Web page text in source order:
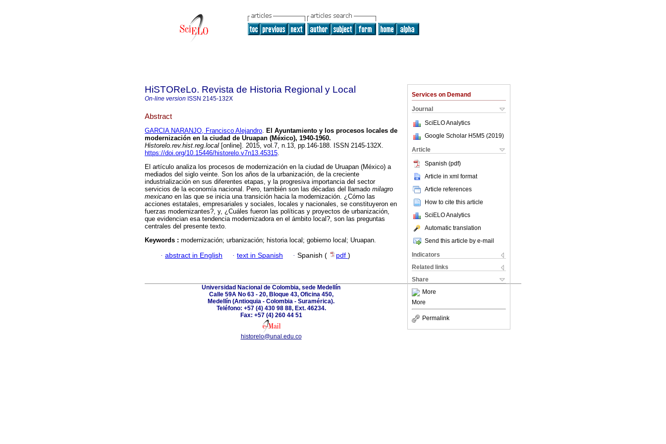
Services on Demand
Journal
SciELO Analytics
Google Scholar H5M5 (2019)
Article
Spanish (pdf)
Article in xml format
Article references
How to cite this article
SciELO Analytics
Automatic translation
Send this article by e-mail
Indicators
Related links
Share
More
More
Permalink
HiSTOReLo. Revista de Historia Regional y Local
On-line version ISSN 2145-132X
Abstract
GARCIA NARANJO, Francisco Alejandro. El Ayuntamiento y los procesos locales de
modernización en la ciudad de Uruapan (México), 1940-1960.
Historelo.rev.hist.reg.local [online]. 2015, vol.7, n.13, pp.146-188. ISSN 2145-132X.
https://doi.org/10.15446/historelo.v7n13.45315.
El artículo analiza los procesos de modernización en la ciudad de Uruapan (México) a
mediados del siglo veinte. Son los años de la urbanización, de la creciente
industrialización en sus diferentes etapas, y la progresiva importancia del sector
servicios de la economía nacional. Pero, también son las décadas del llamado milagro
mexicano en las que se inicia una transición hacia la modernización. ¿Cómo las
acciones estatales, empresariales y sociales, locales y nacionales, se constituyeron en
fuerzas modernizantes?, y, ¿Cuáles fueron las políticas y proyectos de urbanización,
que evidencian esa tendencia modernizadora en el ámbito local?, son las preguntas
centrales del presente texto.
Keywords : modernización; urbanización; historia local; gobierno local; Uruapan.
· abstract in English · text in Spanish · Spanish ( pdf )
Universidad Nacional de Colombia, sede Medellín
Calle 59A No 63 - 20, Bloque 43, Oficina 450,
Medellín (Antioquia - Colombia - Suramérica).
Teléfono: +57 (4) 430 98 88, Ext. 46234.
Fax: +57 (4) 260 44 51
historelo@unal.edu.co